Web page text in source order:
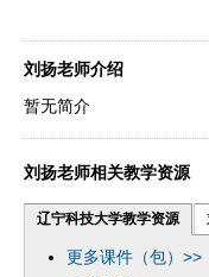
刘扬老师介绍
暂无简介
刘扬老师相关教学资源
辽宁科技大学教学资源
更多课件（包）>>